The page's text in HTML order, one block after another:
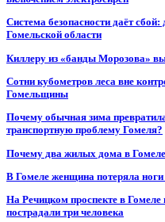
Система безопасности даёт
Гомельской области
Киллеру из «банды Морозова»
Сотни кубометров леса вне
Гомельщины
Почему обычная зима
транспортную проблему Гомеля?
Почему два жилых дома в Гомеле
В Гомеле женщина потеряла
На Речицком проспекте в
пострадали три человека